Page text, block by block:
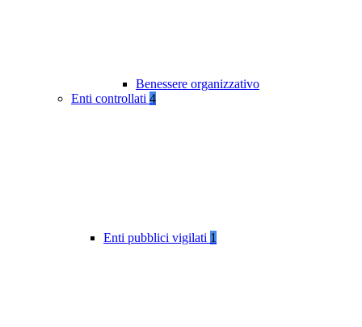
Benessere organizzativo
Enti controllati 4
Enti pubblici vigilati 1